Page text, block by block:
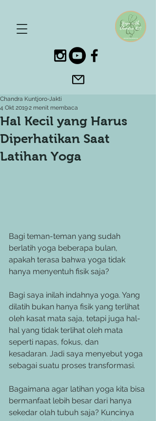
Hal Kecil yang Harus
Diperhatikan Saat
Latihan Yoga
Chandra Kuntjoro-Jakti
4 Okt 20192 menit membaca
Bagi teman-teman yang sudah
berlatih yoga beberapa bulan,
apakah terasa bahwa yoga tidak
hanya menyentuh fisik saja?
Bagi saya inilah indahnya yoga. Yang
dilatih bukan hanya fisik yang terlihat
oleh kasat mata saja, tetapi juga hal-
hal yang tidak terlihat oleh mata
seperti napas, fokus, dan
kesadaran. Jadi saya menyebut yoga
sebagai suatu proses transformasi.
Bagaimana agar latihan yoga kita bisa
bermanfaat lebih besar dari hanya
sekedar olah tubuh saja? Kuncinya